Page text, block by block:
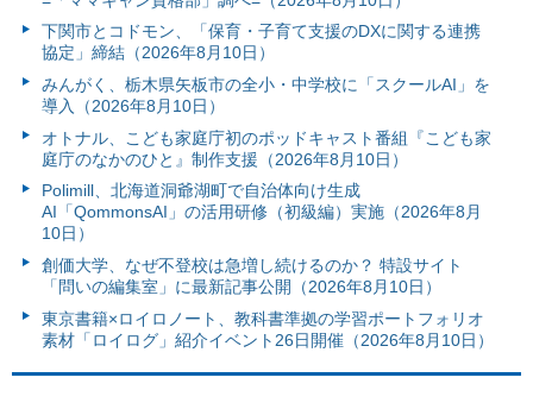
下関市とコドモン、「保育・子育て支援のDXに関する連携
協定」締結（2026年8月10日）
みんがく、栃木県矢板市の全小・中学校に「スクールAI」を
導入（2026年8月10日）
オトナル、こども家庭庁初のポッドキャスト番組『こども家
庭庁のなかのひと』制作支援（2026年8月10日）
Polimill、北海道洞爺湖町で自治体向け生成
AI「QommonsAI」の活用研修（初級編）実施（2026年8月
10日）
創価大学、なぜ不登校は急増し続けるのか？ 特設サイト
「問いの編集室」に最新記事公開（2026年8月10日）
東京書籍×ロイロノート、教科書準拠の学習ポートフォリオ
素材「ロイログ」紹介イベント26日開催（2026年8月10日）